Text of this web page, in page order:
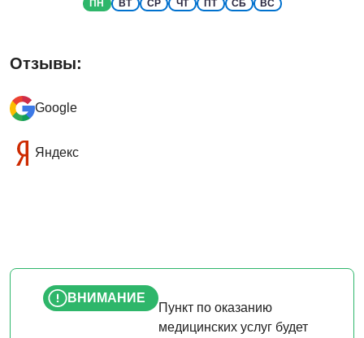
ПН ВТ СР ЧТ ПТ СБ ВС
Отзывы:
Google
Яндекс
ВНИМАНИЕ
Пункт по оказанию
медицинских услуг будет